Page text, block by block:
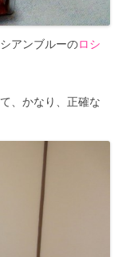
アンブルーのロシ
、かなり、正確な